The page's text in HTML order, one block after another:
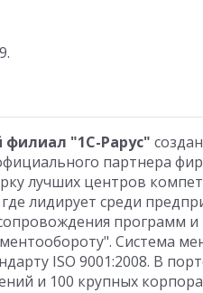
филиал "1С-Рарус"
партнера
лучших центров
лидирует среди
программ
Система
ISO 9001:2008. В
и 100 крупных